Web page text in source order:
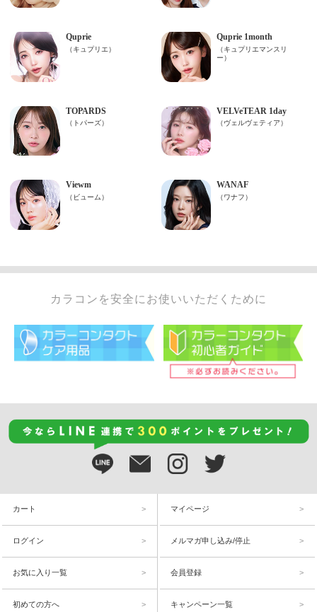
カラコンを安全にお使いいただくために
カート マイページ
ログイン メルマガ申し込み/停止
お気に入り一覧 会員登録
初めての方へ キャンペーン一覧